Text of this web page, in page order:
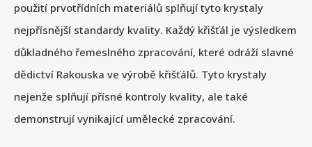
použití prvotřídních materiálů splňují tyto krystaly
nejpřísnější standardy kvality. Každý křišťál je výsledkem
důkladného řemeslného zpracování, které odráží slavné
dědictví Rakouska ve výrobě křišťálů. Tyto krystaly
nejenže splňují přísné kontroly kvality, ale také
demonstrují vynikající umělecké zpracování.